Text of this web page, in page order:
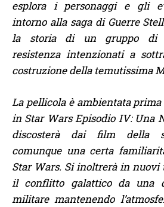
esplora i personaggi e gli
intorno alla saga di Guerre
la storia di un gruppo di
resistenza intenzionati a
costruzione della temutissima
La pellicola è ambientata
in Star Wars Episodio IV: Una
discosterà dai film della
comunque una certa
Star Wars. Si inoltrerà in nuovi
il conflitto galattico da una
militare mantenendo